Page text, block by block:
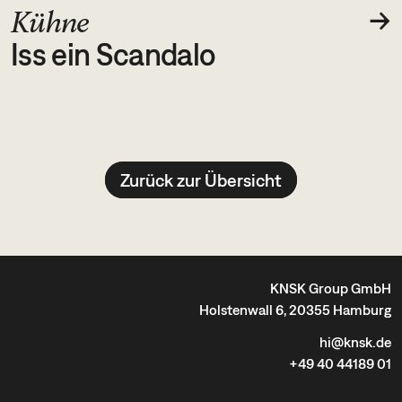
→
Kühne
Iss ein Scandalo
Zurück zur Übersicht
KNSK Group GmbH
Holstenwall 6, 20355 Hamburg
hi@knsk.de
+49 40 44189 01